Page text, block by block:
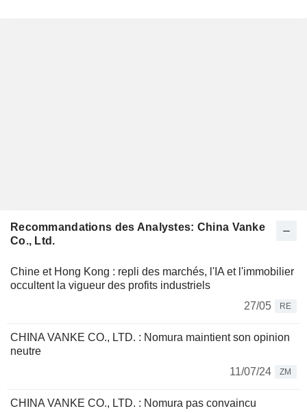
Recommandations des Analystes: China Vanke
Co., Ltd.
Chine et Hong Kong : repli des marchés, l'IA et l'immobilier
occultent la vigueur des profits industriels
27/05
RE
CHINA VANKE CO., LTD. : Nomura maintient son opinion
neutre
11/07/24
ZM
CHINA VANKE CO., LTD. : Nomura pas convaincu